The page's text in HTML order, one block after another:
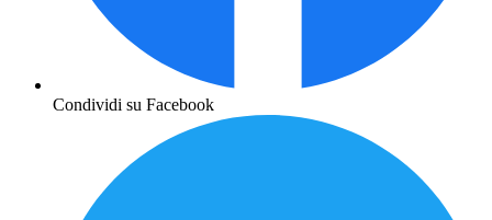
Condividi su Facebook